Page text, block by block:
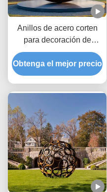
Anillos de acero corten
para decoración de
exteriores o jardines
Obtenga el mejor precio